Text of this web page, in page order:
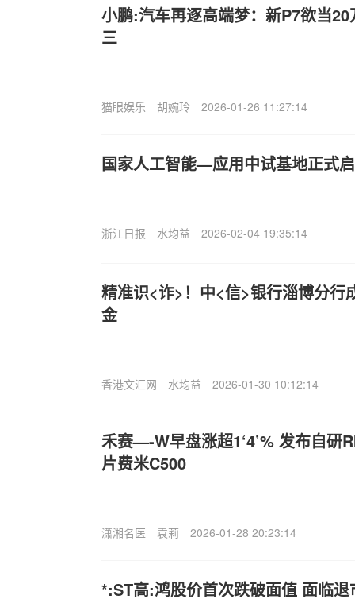
小鹏:汽车再逐高端梦：新P7欲当
三
猫眼娱乐 胡婉玲 2026-01-26 11:27:14
国家人工智能—应用中试基地正式
浙江日报 水均益 2026-02-04 19:35:14
精准识<诈>！中<信>银行淄博分行
金
香港文汇网 水均益 2026-01-30 10:12:14
禾赛—-W早盘涨超1‘4’% 发布自研
片费米C500
潇湘名医 袁莉 2026-01-28 20:23:14
*:ST高:鸿股价首次跌破面值 面临退